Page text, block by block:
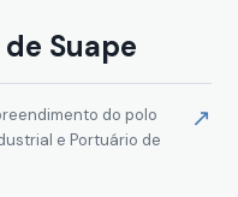
Suape
do polo
e Portuário de
↗